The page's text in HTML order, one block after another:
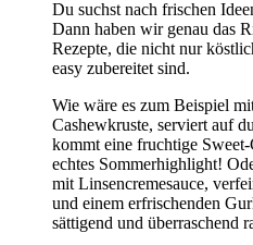
Du suchst nach frischen
Dann haben wir genau das
Rezepte, die nicht nur
easy zubereitet sind.
Wie wäre es zum Beispiel
Cashewkruste, serviert auf
kommt eine fruchtige
echtes Sommerhighlight!
mit Linsencremesauce,
und einem erfrischenden
sättigend und überraschend